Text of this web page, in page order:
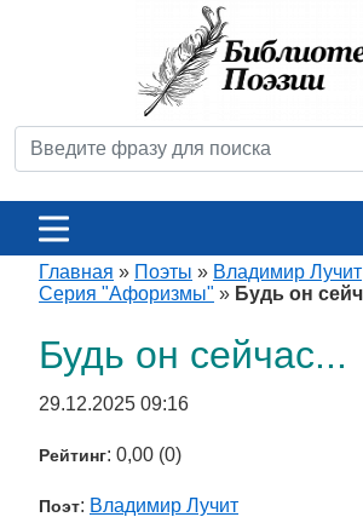
Главная » Поэты » Владимир Лучит
Серия "Афоризмы" » Будь он
Будь он сейчас...
29.12.2025 09:16
Рейтинг: 0,00 (0)
Поэт: Владимир Лучит